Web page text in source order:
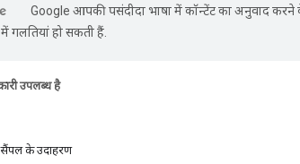
Google आपकी पसंदीदा भाषा में कॉन्टेंट का अनुवाद
गलतियां हो सकती हैं.
उपलब्ध है
के उदाहरण